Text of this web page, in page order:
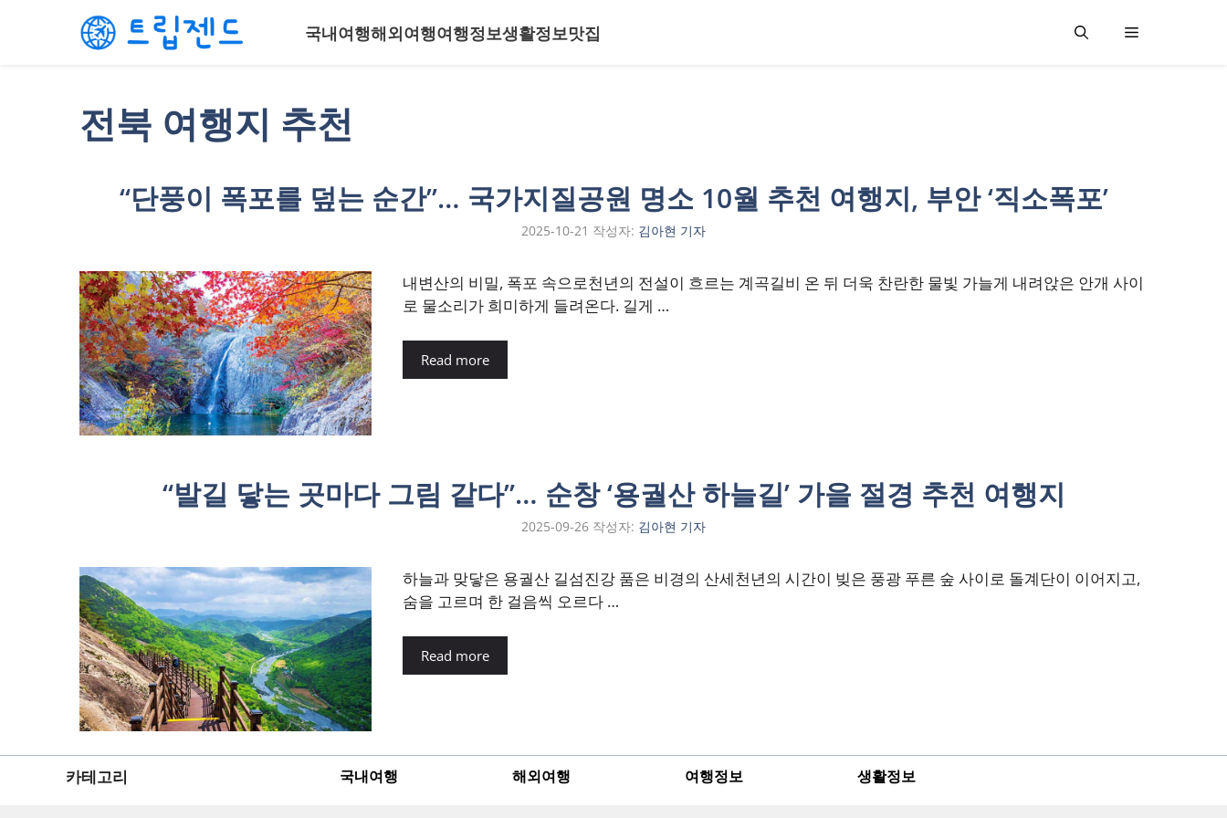
국내여행해외여행여행정보생활정보맛집
전북 여행지 추천
“단풍이 폭포를 덮는 순간”… 국가지질공원 명소 10월 추천 여행지, 부안 ‘직소폭포’
2025-10-21 작성자: 김아현 기자
내변산의 비밀, 폭포 속으로천년의 전설이 흐르는 계곡길비 온 뒤 더욱 찬란한 물빛 가늘게 내려앉은 안개 사이
로 물소리가 희미하게 들려온다. 길게 …
Read more
“발길 닿는 곳마다 그림 같다”… 순창 ‘용궐산 하늘길’ 가을 절경 추천 여행지
2025-09-26 작성자: 김아현 기자
하늘과 맞닿은 용궐산 길섬진강 품은 비경의 산세천년의 시간이 빚은 풍광 푸른 숲 사이로 돌계단이 이어지고,
숨을 고르며 한 걸음씩 오르다 …
Read more
카테고리 국내여행 해외여행 여행정보 생활정보